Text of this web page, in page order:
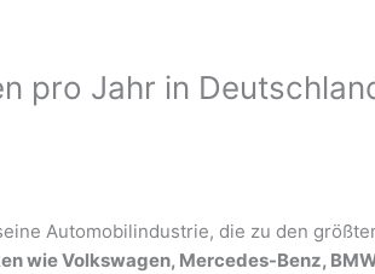
pro Jahr in
Automobilindustrie, die zu den
wie Volkswagen, Mercedes-Benz,